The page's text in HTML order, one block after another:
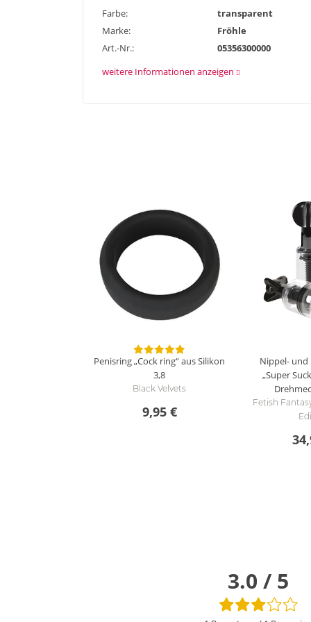
Farbe:
transparent
Marke:
Fröhle
Art.-Nr.:
05356300000
weitere Informationen anzeigen
Penisring „Cock ring“ aus Silikon
3,8
Black Velvets
9,95 €
Nippel- und
„Super
Fetish
3.0 / 5